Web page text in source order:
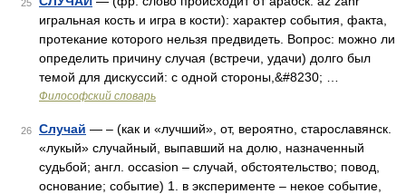
25
игральная кость и игра в кости): характер события, факта,
протекание которого нельзя предвидеть. Вопрос: можно ли
определить причину случая (встречи, удачи) долго был
темой для дискуссий: с одной стороны,&#8230; …
Философский словарь
26 Случай — – (как и «лучший», от, вероятно, старославянск.
«лукый» случайный, выпавший на долю, назначенный
судьбой; англ. оccasion – случай, обстоятельство; повод,
основание; событие) 1. в эксперименте – некое событие,